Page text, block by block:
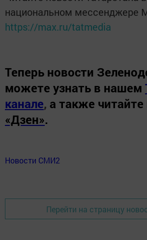
национальном мессенджере
https://max.ru/tatmedia
Теперь новости
можете узнать в нашем
канале, а также читайте
«Дзен».
Новости СМИ2
Перейти на страницу